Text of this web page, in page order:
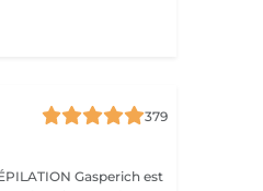
379
Gasperich est